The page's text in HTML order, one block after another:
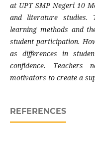
at UPT SMP Negeri 10
and literature studies.
learning methods and
student participation.
as differences in
confidence.
motivators to create a
REFERENCES